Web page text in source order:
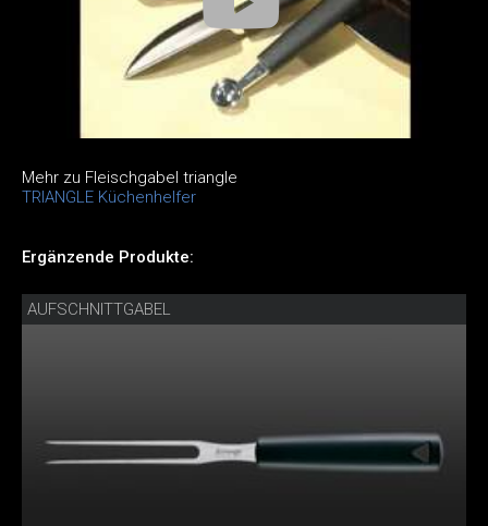
Mehr zu Fleischgabel triangle
TRIANGLE Küchenhelfer
Ergänzende Produkte:
AUFSCHNITTGABEL